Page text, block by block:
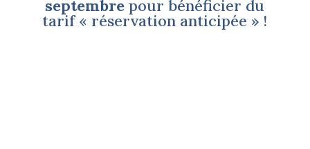
septembre pour bénéficier du
tarif « réservation anticipée » !